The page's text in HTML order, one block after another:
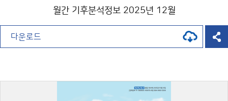
월간 기후분석정보 2025년 12월
다운로드